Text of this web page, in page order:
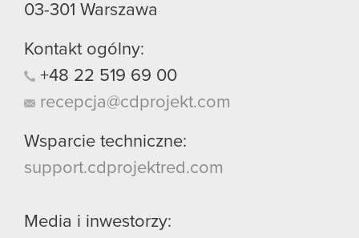
03-301 Warszawa
Kontakt ogólny:
+48 22 519 69 00
recepcja@cdprojekt.com
Wsparcie techniczne:
support.cdprojektred.com
Media i inwestorzy: